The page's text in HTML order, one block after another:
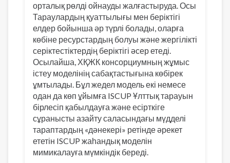
орталық рөлді ойнауды жалғастыруда. Осы
Тараулардың қуаттылығы мен беріктігі
елдер бойынша әр түрлі болады, оларға
көбіне ресурстардың болуы және жергілікті
серіктестіктердің беріктігі әсер етеді.
Осылайша, ХҚЖК консорциумның жұмыс
істеу моделінің сабақтастығына көбірек
ұмтылады. Бұл жедел модель екі немесе
одан да көп ұйымға ISCUP Ұлттық тарауын
бірлесіп қабылдауға және есірткіге
сұранысты азайту саласындағы мүдделі
тараптардың «дәнекері» ретінде әрекет
ететін ISCUP жаһандық моделін
мимикалауға мүмкіндік береді.